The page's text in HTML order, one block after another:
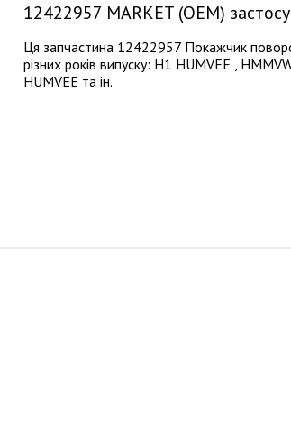
12422957 MARKET (OEM)
Ця запчастина 12422957 Покажчик
різних років випуску: H1 HUMVEE ,
HUMVEE та ін.